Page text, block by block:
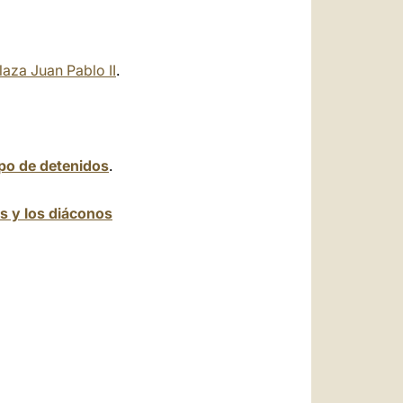
Juan Pablo II.
de detenidos.
y los diáconos